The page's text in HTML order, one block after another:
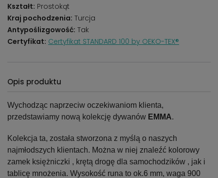
Kształt: Prostokąt
Kraj pochodzenia: Turcja
Antypoślizgowość: Tak
Certyfikat: Certyfikat STANDARD 100 by OEKO-TEX®
Opis produktu
Wychodząc naprzeciw oczekiwaniom klienta,
przedstawiamy nową kolekcję dywanów EMMA.
Kolekcja ta, została stworzona z myślą o naszych
najmłodszych klientach. Można w niej znaleźć kolorowy
zamek księżniczki , krętą drogę dla samochodzików , jak i
tablicę mnożenia. Wysokość runa to ok.6 mm, waga 900